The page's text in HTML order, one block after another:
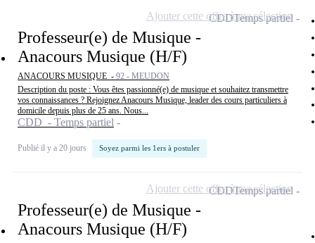
Professeur(e) de Musique -
Anacours Musique (H/F)
ANACOURS MUSIQUE - 92 - MEUDON
Description du poste : Vous êtes passionné(e) de musique et souhaitez transmettre
vos connaissances ? Rejoignez Anacours Musique, leader des cours particuliers à
domicile depuis plus de 25 ans. Nous...
CDD - Temps partiel
Publié il y a 20 jours Soyez parmi les 1ers à postuler
CDDTemps partiel
Ajouter cette offre à ma sélection
Professeur(e) de Musique -
Anacours Musique (H/F)
CDDTemps partiel
Ajouter cette offre à ma sélection